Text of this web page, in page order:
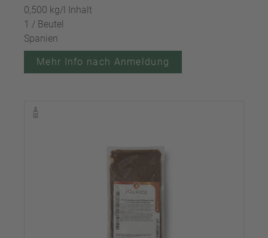
0,500 kg/l Inhalt
1 / Beutel
Spanien
Mehr Info nach Anmeldung